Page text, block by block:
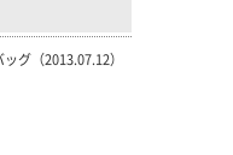
グ（2013.07.12）